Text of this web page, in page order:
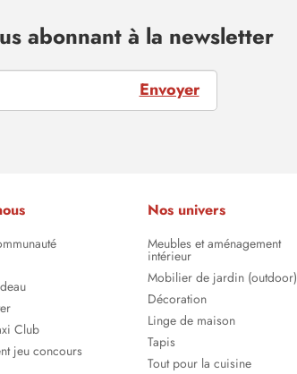
abonnant à la newsletter
Envoyer
Club
jeu concours
Nos univers
Meubles et aménagement
intérieur
Mobilier de jardin (outdoor)
Décoration
Linge de maison
Tapis
Tout pour la cuisine